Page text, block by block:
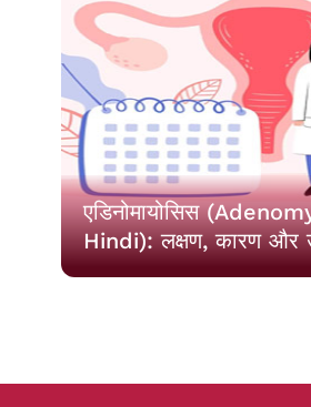
एडिनोमायोसिस
Hindi): लक्षण, कारण और